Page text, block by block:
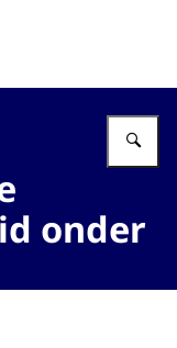
voor Ethiek en
onder